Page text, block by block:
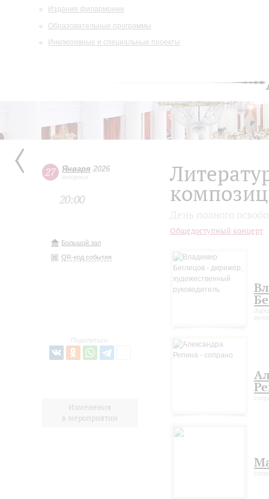
Издания филармонии
Образовательные программы
Инклюзивные и специальные проекты
27 Января 2026
вторник
20:00
Большой зал
QR-код события
Поделиться:
Изменения
в мероприятии
Общедоступный концерт